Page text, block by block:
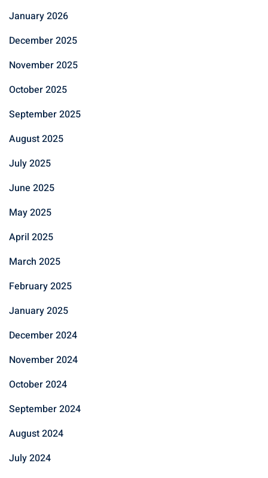
January 2026
December 2025
November 2025
October 2025
September 2025
August 2025
July 2025
June 2025
May 2025
April 2025
March 2025
February 2025
January 2025
December 2024
November 2024
October 2024
September 2024
August 2024
July 2024